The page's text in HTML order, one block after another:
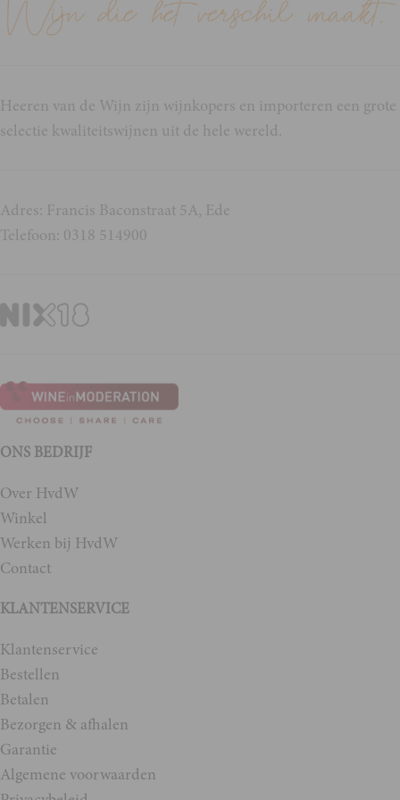
Heeren van de Wijn zijn wijnkopers en importeren een grote
selectie kwaliteitswijnen uit de hele wereld.
Adres: Francis Baconstraat 5A, Ede
Telefoon: 0318 514900
ONS BEDRIJF
Over HvdW
Winkel
Werken bij HvdW
Contact
KLANTENSERVICE
Klantenservice
Bestellen
Betalen
Bezorgen & afhalen
Garantie
Algemene voorwaarden